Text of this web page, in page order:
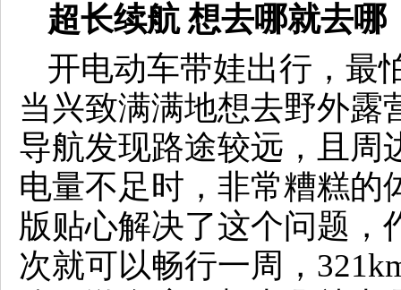
超长续航 想去哪就去哪
开电动车带娃出行，最
当兴致满满地想去野外露
导航发现路途较远，且周
电量不足时，非常糟糕的
版贴心解决了这个问题，
次就可以畅行一周，